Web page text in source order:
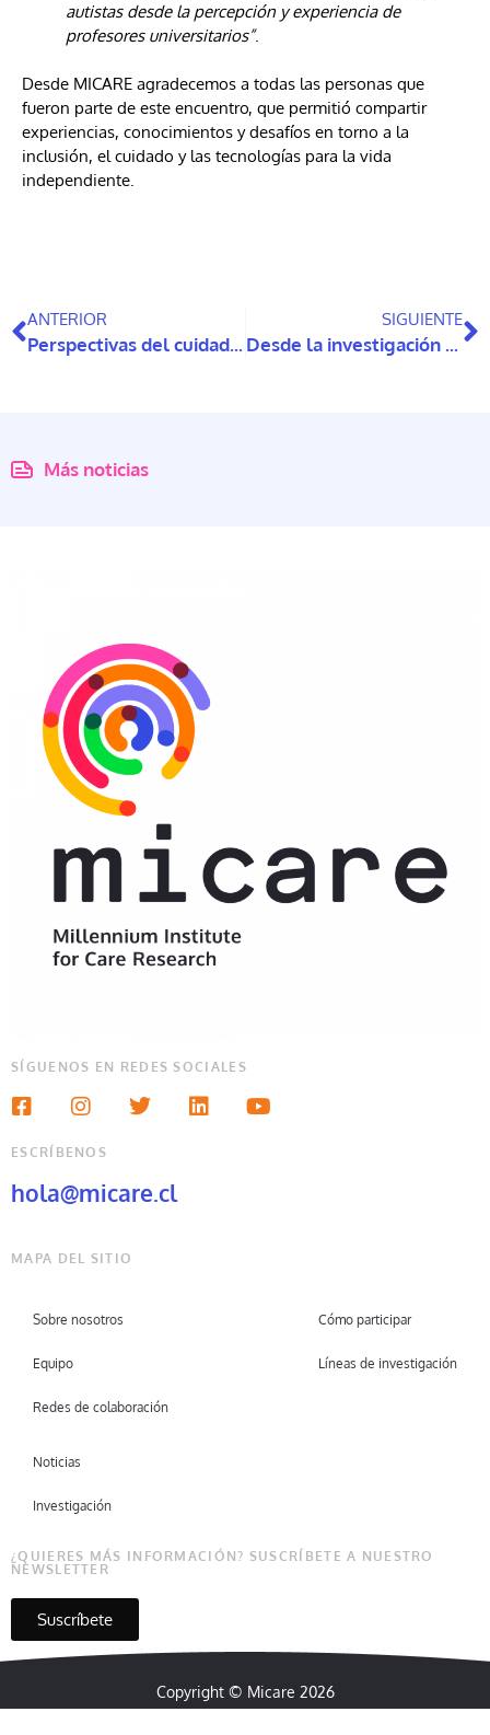
autistas desde la percepción y experiencia de
profesores universitarios”.
Desde MICARE agradecemos a todas las personas que
fueron parte de este encuentro, que permitió compartir
experiencias, conocimientos y desafíos en torno a la
inclusión, el cuidado y las tecnologías para la vida
independiente.
ANTERIOR
Perspectivas del cuidado en personas con discapacidad intelectual que envejecen
SIGUIENTE
Desde la investigación al documental: así nace “Cuidar”, proyecto liderado por posdoc MICARE, Mariana Loezar
Más noticias
SÍGUENOS EN REDES SOCIALES
ESCRÍBENOS
hola@micare.cl
MAPA DEL SITIO
Sobre nosotros
Equipo
Redes de colaboración
Cómo participar
Líneas de investigación
Noticias
Investigación
¿QUIERES MÁS INFORMACIÓN? SUSCRÍBETE A NUESTRO
NEWSLETTER
Suscríbete
Copyright © Micare 2026